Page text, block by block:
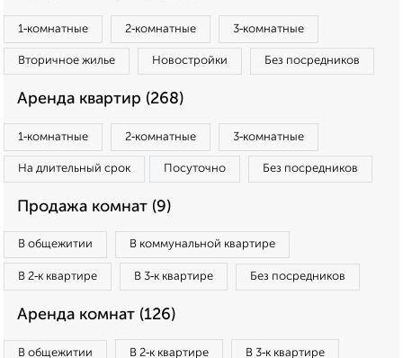
1‑комнатные 2‑комнатные 3‑комнатные
Вторичное жилье Новостройки Без посредников
Аренда квартир (268)
1‑комнатные 2‑комнатные 3‑комнатные
На длительный срок Посуточно Без посредников
Продажа комнат (9)
В общежитии В коммунальной квартире
В 2‑к квартире В 3‑к квартире Без посредников
Аренда комнат (126)
В общежитии В 2‑к квартире В 3‑к квартире